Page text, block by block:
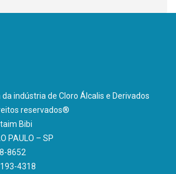
indústria de Cloro Álcalis e Derivados
reservados®
Bibi
PAULO – SP
8652
4318